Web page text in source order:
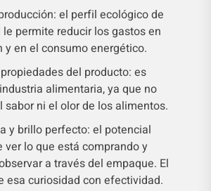
el perfil ecológico de
permite reducir los gastos en
y en el consumo energético.
del producto: es
alimentaria, ya que no
sabor ni el olor de los alimentos.
y brillo perfecto: el potencial
ver lo que está comprando y
a través del empaque. El
esa curiosidad con efectividad.